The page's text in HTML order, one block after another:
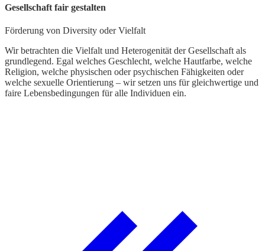
Gesellschaft fair gestalten
Förderung von Diversity oder Vielfalt
Wir betrachten die Vielfalt und Heterogenität der Gesellschaft als
grundlegend. Egal welches Geschlecht, welche Hautfarbe, welche
Religion, welche physischen oder psychischen Fähigkeiten oder
welche sexuelle Orientierung – wir setzen uns für gleichwertige und
faire Lebensbedingungen für alle Individuen ein.